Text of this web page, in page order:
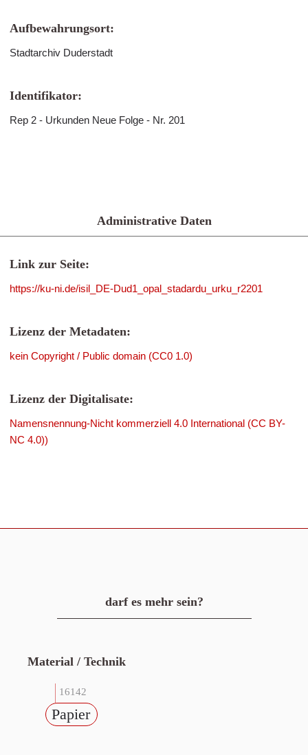
Aufbewahrungsort:
Stadtarchiv Duderstadt
Identifikator:
Rep 2 - Urkunden Neue Folge - Nr. 201
Administrative Daten
Link zur Seite:
https://ku-ni.de/isil_DE-Dud1_opal_stadardu_urku_r2201
Lizenz der Metadaten:
kein Copyright / Public domain (CC0 1.0)
Lizenz der Digitalisate:
Namensnennung-Nicht kommerziell 4.0 International (CC BY-
NC 4.0))
darf es mehr sein?
Material / Technik
16142
Papier